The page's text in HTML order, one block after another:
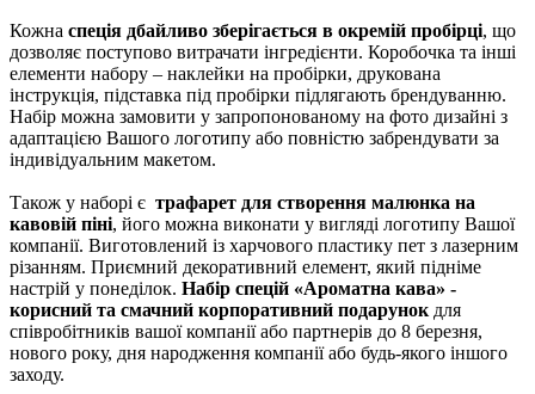
Кожна спеція дбайливо зберігається в окремій пробірці, що
дозволяє поступово витрачати інгредієнти. Коробочка та інші
елементи набору – наклейки на пробірки, друкована
інструкція, підставка під пробірки підлягають брендуванню.
Набір можна замовити у запропонованому на фото дизайні з
адаптацією Вашого логотипу або повністю забрендувати за
індивідуальним макетом.
Також у наборі є трафарет для створення малюнка на
кавовій піні, його можна виконати у вигляді логотипу Вашої
компанії. Виготовлений із харчового пластику пет з лазерним
різанням. Приємний декоративний елемент, який підніме
настрій у понеділок. Набір спецій «Ароматна кава» -
корисний та смачний корпоративний подарунок для
співробітників вашої компанії або партнерів до 8 березня,
нового року, дня народження компанії або будь-якого іншого
заходу.